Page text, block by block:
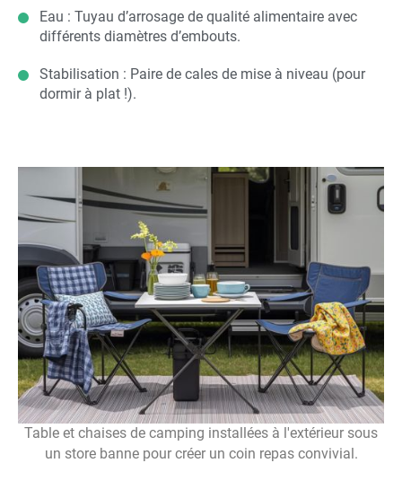
Eau : Tuyau d’arrosage de qualité alimentaire avec
différents diamètres d’embouts.
Stabilisation : Paire de cales de mise à niveau (pour
dormir à plat !).
Table et chaises de camping installées à l'extérieur sous
un store banne pour créer un coin repas convivial.